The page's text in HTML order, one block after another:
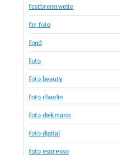
festbrennweite
fm foto
food
foto
foto beauty
foto claudio
foto diekmann
foto digital
foto espresso